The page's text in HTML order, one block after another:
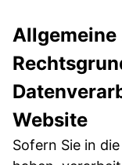
Allgemeine
Website
Sofern Sie in